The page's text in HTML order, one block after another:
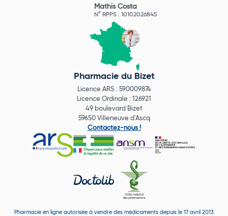
Mathis Costa
N° RPPS : 10102026845
Pharmacie du Bizet
Licence ARS : 590009874
Licence Ordinale : 126921
49 boulevard Bizet
59650 Villeneuve d'Ascq
Contactez-nous !
Pharmacie en ligne autorisée à vendre des médicaments depuis le 17 avril 2013